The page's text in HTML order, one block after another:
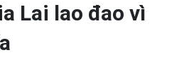
Lai lao đao vì